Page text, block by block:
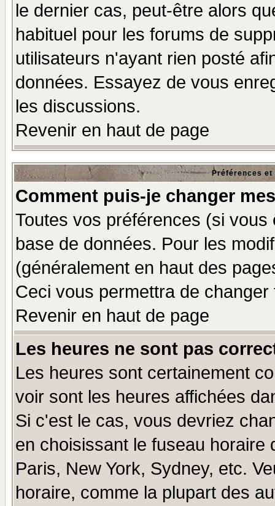
le dernier cas, peut-être alors
habituel pour les forums de
utilisateurs n'ayant rien posté
données. Essayez de vous
les discussions.
Revenir en haut de page
Préférences
Comment puis-je changer
Toutes vos préférences (si
base de données. Pour les
(généralement en haut des
Ceci vous permettra de
Revenir en haut de page
Les heures ne sont pas
Les heures sont certainement
voir sont les heures affichées
Si c'est le cas, vous devriez
en choisissant le fuseau
Paris, New York, Sydney, etc.
horaire, comme la plupart des